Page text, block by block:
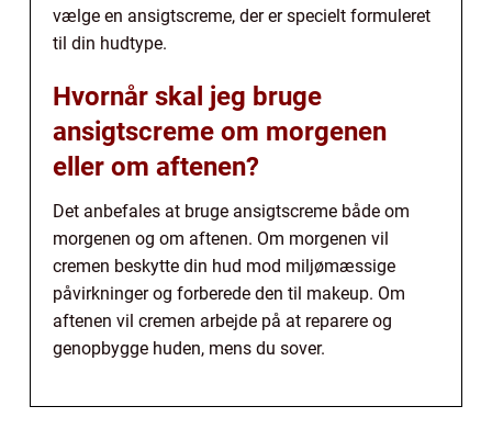
vælge en ansigtscreme, der er specielt formuleret
til din hudtype.
Hvornår skal jeg bruge
ansigtscreme om morgenen
eller om aftenen?
Det anbefales at bruge ansigtscreme både om
morgenen og om aftenen. Om morgenen vil
cremen beskytte din hud mod miljømæssige
påvirkninger og forberede den til makeup. Om
aftenen vil cremen arbejde på at reparere og
genopbygge huden, mens du sover.